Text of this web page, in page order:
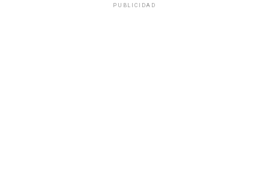
PUBLICIDAD